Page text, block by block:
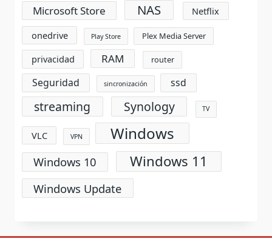
Microsoft Store NAS
Netflix
onedrive
Play Store Plex Media Server
privacidad RAM router
Seguridad sincronización ssd
streaming Synology TV
VLC VPN Windows
Windows 10 Windows 11
Windows Update